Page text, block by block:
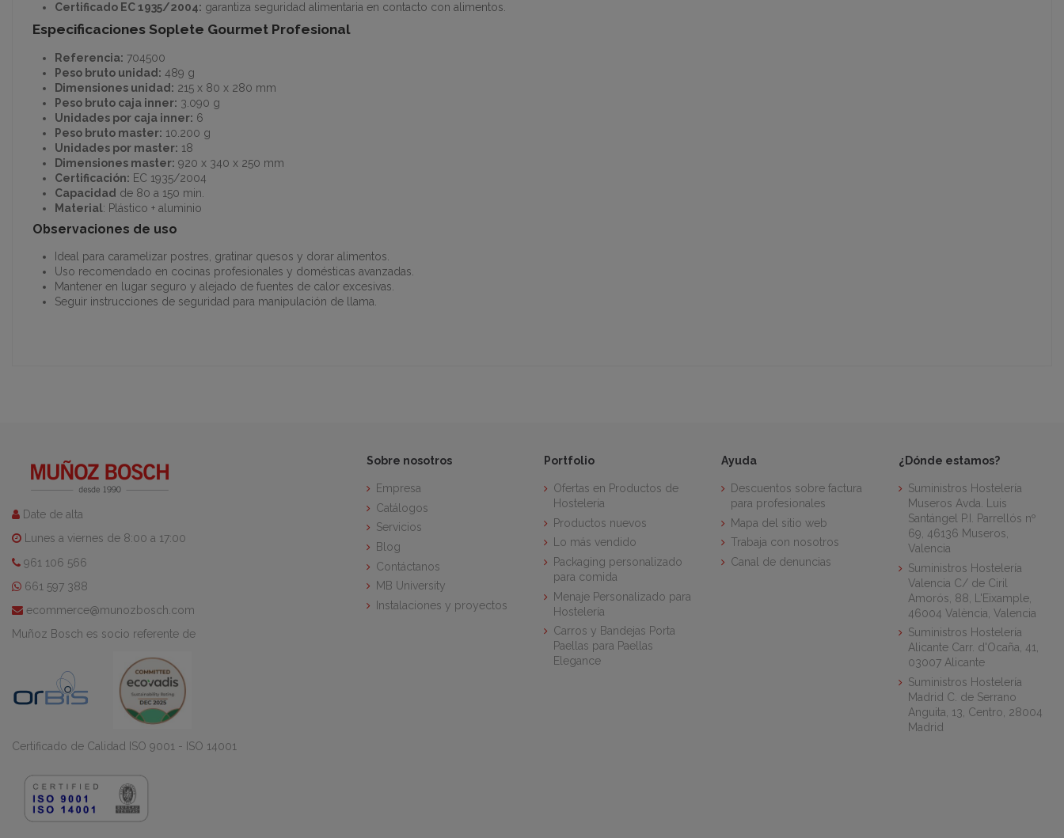
Certificado EC 1935/2004: garantiza seguridad alimentaria en contacto con alimentos.
Especificaciones Soplete Gourmet Profesional
Referencia: 704500
Peso bruto unidad: 489 g
Dimensiones unidad: 215 x 80 x 280 mm
Peso bruto caja inner: 3.090 g
Unidades por caja inner: 6
Peso bruto master: 10.200 g
Unidades por master: 18
Dimensiones master: 920 x 340 x 250 mm
Certificación: EC 1935/2004
Capacidad de 80 a 150 min.
Material: Plástico + aluminio
Observaciones de uso
Ideal para caramelizar postres, gratinar quesos y dorar alimentos.
Uso recomendado en cocinas profesionales y domésticas avanzadas.
Mantener en lugar seguro y alejado de fuentes de calor excesivas.
Seguir instrucciones de seguridad para manipulación de llama.
Date de alta
Lunes a viernes de 8:00 a 17:00
961 106 566
661 597 388
ecommerce@munozbosch.com
Muñoz Bosch es socio referente de
Certificado de Calidad ISO 9001 - ISO 14001
Sobre nosotros
Empresa
Catálogos
Servicios
Blog
Contáctanos
MB University
Instalaciones y proyectos
Portfolio
Ofertas en Productos de
Hostelería
Productos nuevos
Lo más vendido
Packaging personalizado
para comida
Menaje Personalizado para
Hostelería
Carros y Bandejas Porta
Paellas para Paellas
Elegance
Ayuda
Descuentos sobre factura
para profesionales
Mapa del sitio web
Trabaja con nosotros
Canal de denuncias
¿Dónde estamos?
Suministros Hostelería
Museros Avda. Luis
Santángel P.I. Parrellós nº
69, 46136 Museros,
Valencia
Suministros Hostelería
Valencia C/ de Ciril
Amorós, 88, L'Eixample,
46004 València, Valencia
Suministros Hostelería
Alicante Carr. d'Ocaña, 41,
03007 Alicante
Suministros Hostelería
Madrid C. de Serrano
Anguita, 13, Centro, 28004
Madrid